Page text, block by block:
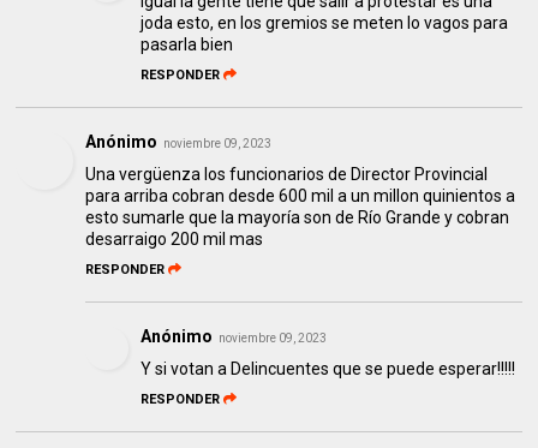
joda esto, en los gremios se meten lo vagos para
pasarla bien
RESPONDER
Anónimo noviembre 09, 2023
Una vergüenza los funcionarios de Director Provincial
para arriba cobran desde 600 mil a un millon quinientos a
esto sumarle que la mayoría son de Río Grande y cobran
desarraigo 200 mil mas
RESPONDER
Anónimo noviembre 09, 2023
Y si votan a Delincuentes que se puede esperar!!!!!
RESPONDER